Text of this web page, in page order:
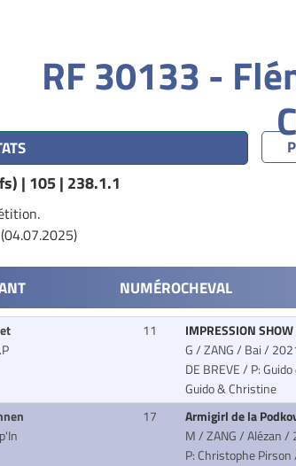
RF 30133 -
| 105 | 238.1.1
NUMÉROCHEVAL
11
IMPRESSION
G / ZANG / Bai /
DE BREVE/ P:
Guido & Christine
17
Armigirl de la
M / ZANG / Alézan /
P: Christophe Pirson